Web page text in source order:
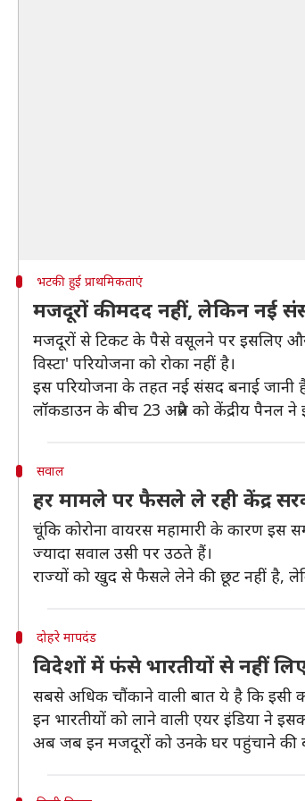
भटकी हुई प्राथमिकताएं
मजदूरों की मदद नहीं, लेकिन नई
मजदूरों से टिकट के पैसे वसूलने पर इसलिए और
विस्टा' परियोजना को रोका नहीं है।
इस परियोजना के तहत नई संसद बनाई जानी
लॉकडाउन के बीच 23 अप्रैल को केंद्रीय पैनल ने
सवाल
हर मामले पर फैसले ले रही केंद्र
चूंकि कोरोना वायरस महामारी के कारण
ज्यादा सवाल उसी पर उठते हैं।
राज्यों को खुद से फैसले लेने की छूट नहीं है,
दोहरे मापदंड
विदेशों में फंसे भारतीयों से नहीं
सबसे अधिक चौंकाने वाली बात ये है कि इसी
इन भारतीयों को लाने वाली एयर इंडिया ने
अब जब इन मजदूरों को उनके घर पहुंचाने की